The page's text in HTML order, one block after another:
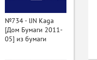
№734 - IJN Kaga
[Дом Бумаги 2011-
05] из бумаги